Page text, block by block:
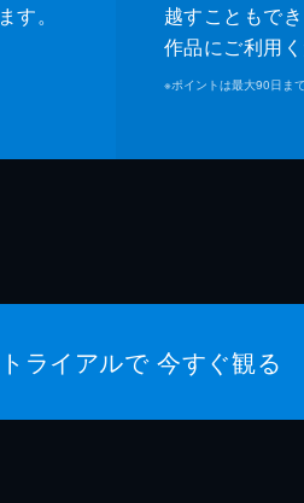
す。
越すこともで
作品にご利用く
※ポイントは最大90日ま
ライアルで 今すぐ観る